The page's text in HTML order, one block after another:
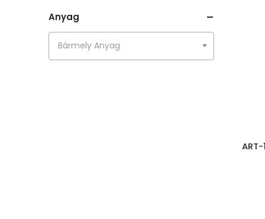
Álló tükrök
Korona tükrök
Anyag
Bármely Anyag